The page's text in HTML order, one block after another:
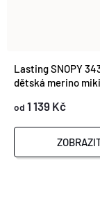
Lasting SNOPY
dětská merino
od 1 139 Kč